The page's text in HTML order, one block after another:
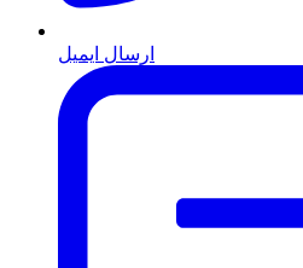
ارسال ایمیل